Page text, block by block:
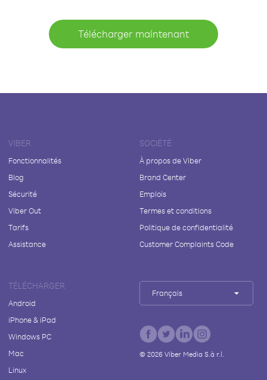
Télécharger maintenant
VIBER
Fonctionnalités
Blog
Sécurité
Viber Out
Tarifs
Assistance
SOCIÉTÉ
À propos de Viber
Brand Center
Emplois
Termes et conditions
Politique de confidentialité
Customer Complaints Code
TÉLÉCHARGER
Android
iPhone & iPad
Windows PC
Mac
Linux
Français
© 2026Viber Media S.à r.l.